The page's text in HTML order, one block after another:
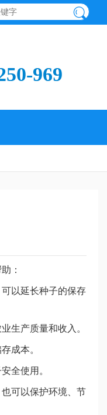
969
：
以延长种子的保存
生产质量和收入。
成本。
全使用。
可以保护环境、节